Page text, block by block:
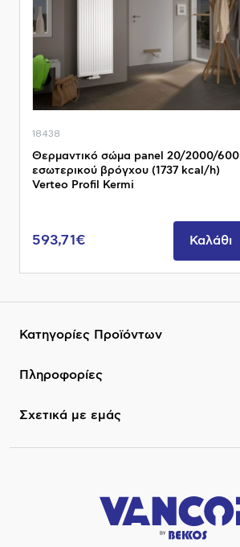
18438
Θερμαντικό σώμα panel 20/2000/600
εσωτερικού βρόγχου (1737 kcal/h)
Verteo Profil Kermi
593,71€ Καλάθι
Κατηγορίες Προϊόντων
Πληροφορίες
Σχετικά με εμάς